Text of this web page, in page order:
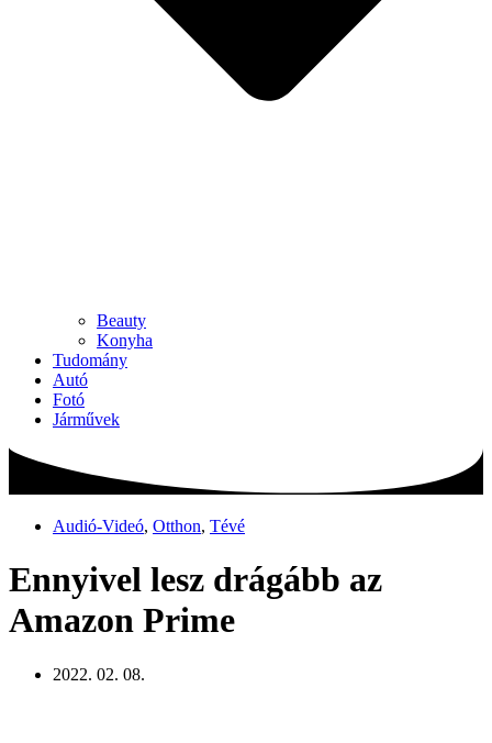
Beauty
Konyha
Tudomány
Autó
Fotó
Járművek
Audió-Videó, Otthon, Tévé
Ennyivel lesz drágább az
Amazon Prime
2022. 02. 08.